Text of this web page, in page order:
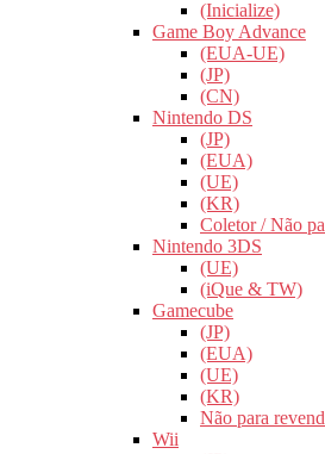
(Inicialize)
Game Boy Advance
(EUA-UE)
(JP)
(CN)
Nintendo DS
(JP)
(EUA)
(UE)
(KR)
Coletor / Não
Nintendo 3DS
(UE)
(iQue & TW)
Gamecube
(JP)
(EUA)
(UE)
(KR)
Não para
Wii